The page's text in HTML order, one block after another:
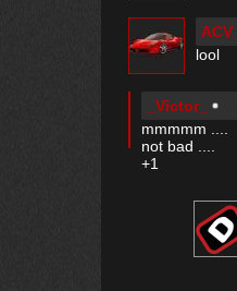
ACV
lool
_Victor_
mmmmm ....
not bad ....
+1